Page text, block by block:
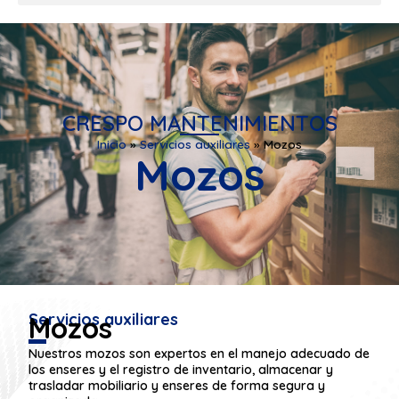
CRESPO MANTENIMIENTOS
Inicio»Servicios auxiliares»Mozos
Mozos
Servicios auxiliares
Mozos
Nuestros mozos son expertos en el manejo adecuado de
los enseres y el registro de inventario, almacenar y
trasladar mobiliario y enseres de forma segura y